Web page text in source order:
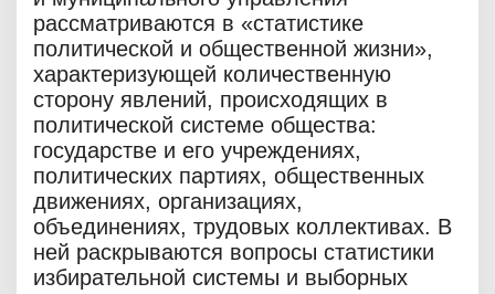
рассматриваются в «статистике
политической и общественной жизни»,
характеризующей количественную
сторону явлений, происходящих в
политической системе общества:
государстве и его учреждениях,
политических партиях, общественных
движениях, организациях,
объединениях, трудовых коллективах. В
ней раскрываются вопросы статистики
избирательной системы и выборных